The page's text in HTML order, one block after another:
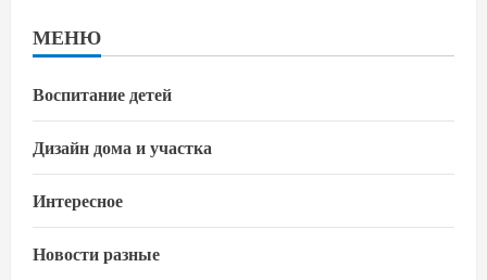
МЕНЮ
Воспитание детей
Дизайн дома и участка
Интересное
Новости разные